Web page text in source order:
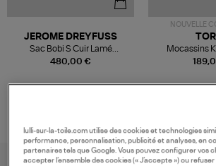
480,00 €
JEROME DREYFUSS
Sac Bobi S Cuir Lamé
Champagne
NOUVELLE
Mocassins
lulli-sur-la-toile.com utilise des cookies et technologies
performance, personnalisation, publicité et analyses, en
partenaires tels que Google. Vous pouvez configurer vos
accepter l’ensemble des cookies (« J’accepte ») ou